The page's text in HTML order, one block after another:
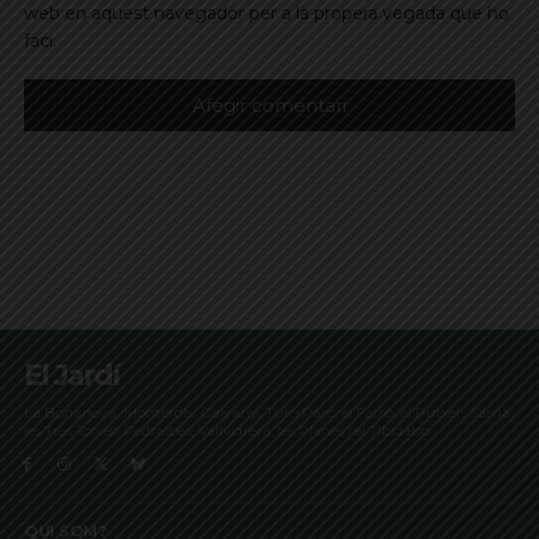
web en aquest navegador per a la propera vegada que ho
faci.
El Jardí
La Bonanova, Monterols, Galvany, Turó Parc, el Farró, el Putxet, Sarrià,
les Tres Torres, Pedralbes, Vallvidrera, les Planes i el Tibidabo
QUI SOM?